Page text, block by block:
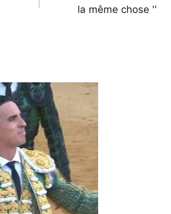
la même chose ''